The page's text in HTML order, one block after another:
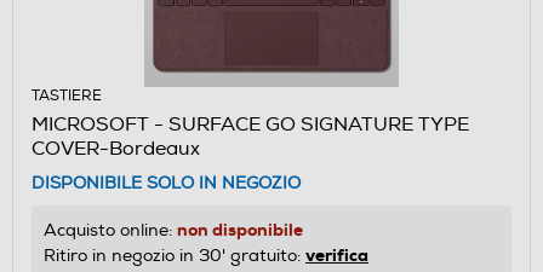
TASTIERE
MICROSOFT - SURFACE GO SIGNATURE TYPE
COVER-Bordeaux
DISPONIBILE SOLO IN NEGOZIO
Acquisto online: non disponibile
Ritiro in negozio in 30' gratuito: verifica